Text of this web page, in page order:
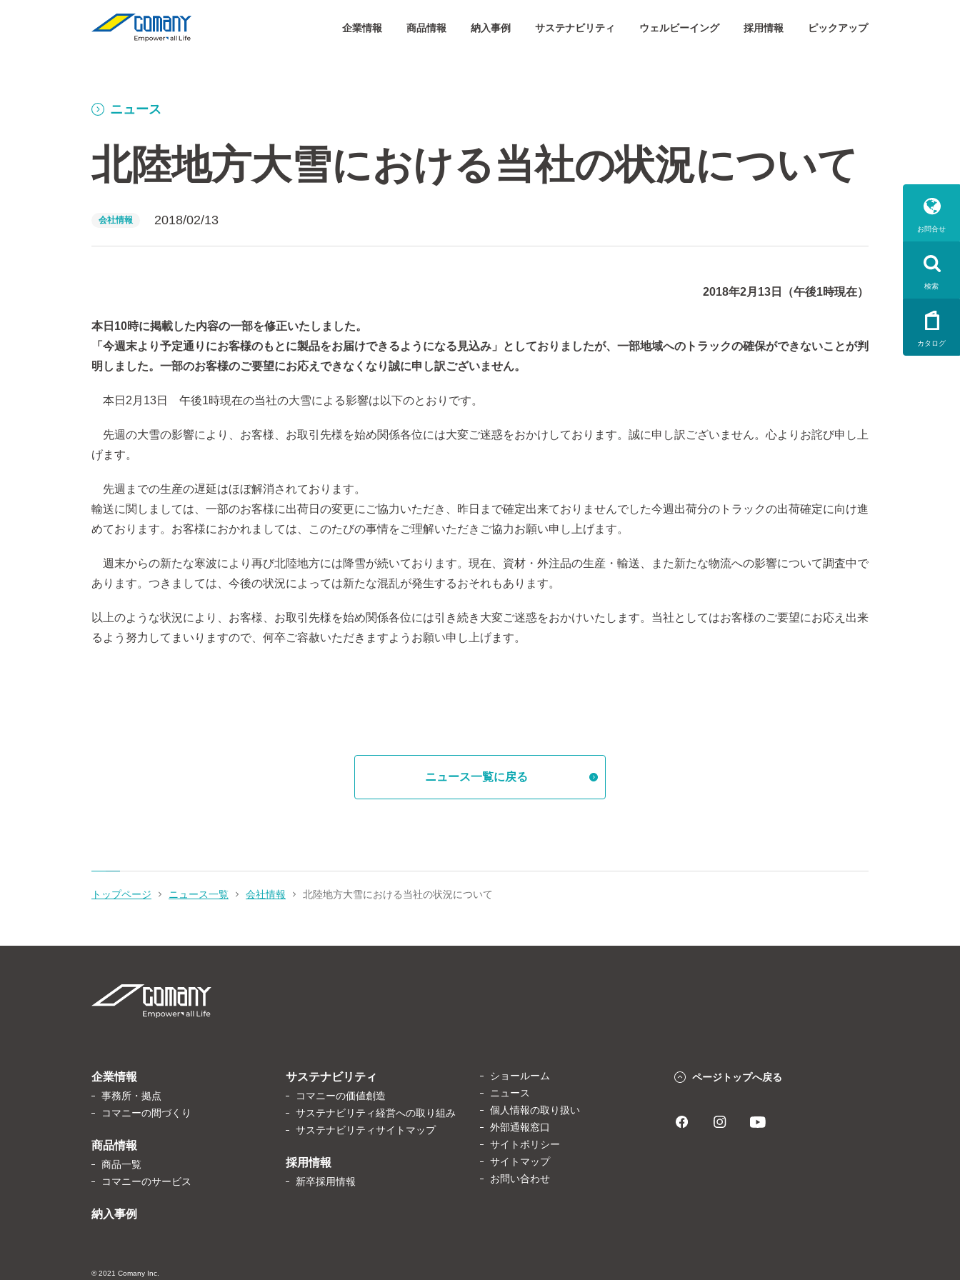
企業情報 商品情報 納入事例 サステナビリティ ウェルビーイング 採用情報 ピックアップ
お問合せ
検索
カタログ
ニュース
北陸地方大雪における当社の状況について
会社情報 2018/02/13
2018年2月13日（午後1時現在）
本日10時に掲載した内容の一部を修正いたしました。
「今週末より予定通りにお客様のもとに製品をお届けできるようになる見込み」としておりましたが、一部地域へのトラックの確保ができないことが判
明しました。一部のお客様のご要望にお応えできなくなり誠に申し訳ございません。
本日2月13日 午後1時現在の当社の大雪による影響は以下のとおりです。
先週の大雪の影響により、お客様、お取引先様を始め関係各位には大変ご迷惑をおかけしております。誠に申し訳ございません。心よりお詫び申し上
げます。
先週までの生産の遅延はほぼ解消されております。
輸送に関しましては、一部のお客様に出荷日の変更にご協力いただき、昨日まで確定出来ておりませんでした今週出荷分のトラックの出荷確定に向け進
めております。お客様におかれましては、このたびの事情をご理解いただきご協力お願い申し上げます。
週末からの新たな寒波により再び北陸地方には降雪が続いております。現在、資材・外注品の生産・輸送、また新たな物流への影響について調査中で
あります。つきましては、今後の状況によっては新たな混乱が発生するおそれもあります。
以上のような状況により、お客様、お取引先様を始め関係各位には引き続き大変ご迷惑をおかけいたします。当社としてはお客様のご要望にお応え出来
るよう努力してまいりますので、何卒ご容赦いただきますようお願い申し上げます。
ニュース一覧に戻る
トップページ ニュース一覧 会社情報 北陸地方大雪における当社の状況について
企業情報
事務所・拠点
コマニーの間づくり
商品情報
商品一覧
コマニーのサービス
納入事例
サステナビリティ
コマニーの価値創造
サステナビリティ経営への取り組み
サステナビリティサイトマップ
採用情報
新卒採用情報
ショールーム
ニュース
個人情報の取り扱い
外部通報窓口
サイトポリシー
サイトマップ
お問い合わせ
ページトップへ戻る
© 2021 Comany Inc.